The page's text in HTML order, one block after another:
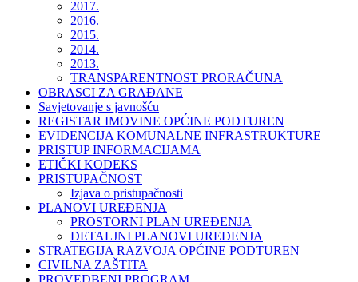
2017.
2016.
2015.
2014.
2013.
TRANSPARENTNOST PRORAČUNA
OBRASCI ZA GRAĐANE
Savjetovanje s javnošću
REGISTAR IMOVINE OPĆINE PODTUREN
EVIDENCIJA KOMUNALNE INFRASTRUKTURE
PRISTUP INFORMACIJAMA
ETIČKI KODEKS
PRISTUPAČNOST
Izjava o pristupačnosti
PLANOVI UREĐENJA
PROSTORNI PLAN UREĐENJA
DETALJNI PLANOVI UREĐENJA
STRATEGIJA RAZVOJA OPĆINE PODTUREN
CIVILNA ZAŠTITA